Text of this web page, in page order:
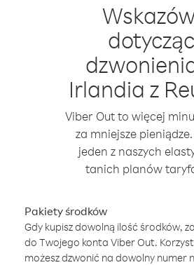
Irlandia z
Viber Out to więcej
za mniejsze
jeden z naszych
tanich planów
Pakiety środków
Gdy kupisz dowolną ilość środków,
do Twojego konta Viber Out.
możesz dzwonić na dowolny numer